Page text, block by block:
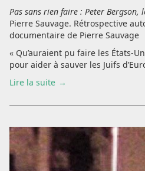
Pas sans rien faire : Peter Bergson,
Pierre Sauvage. Rétrospective
documentaire de Pierre Sauvage
« Qu’auraient pu faire les États-
pour aider à sauver les Juifs
Lire la suite